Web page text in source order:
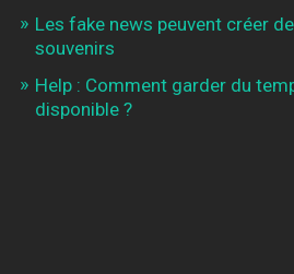
Les fake news peuvent créer
souvenirs
Help : Comment garder du
disponible ?